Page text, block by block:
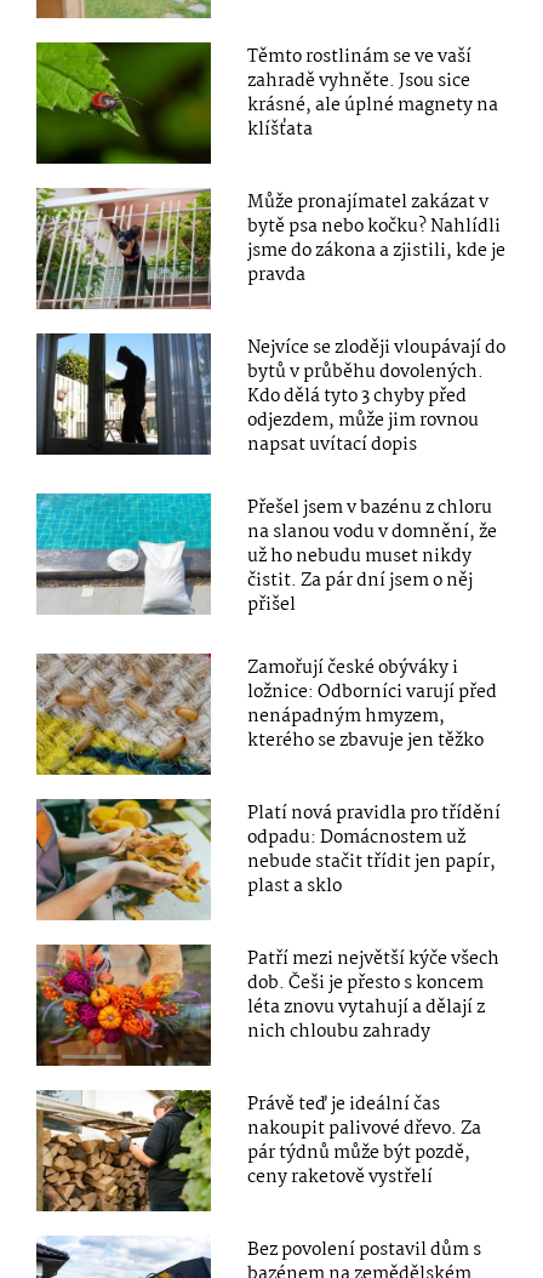
Těmto rostlinám se ve vaší
zahradě vyhněte. Jsou sice
krásné, ale úplné magnety na
klíšťata
Může pronajímatel zakázat v
bytě psa nebo kočku? Nahlídli
jsme do zákona a zjistili, kde je
pravda
Nejvíce se zloději vloupávají do
bytů v průběhu dovolených.
Kdo dělá tyto 3 chyby před
odjezdem, může jim rovnou
napsat uvítací dopis
Přešel jsem v bazénu z chloru
na slanou vodu v domnění, že
už ho nebudu muset nikdy
čistit. Za pár dní jsem o něj
přišel
Zamořují české obýváky i
ložnice: Odborníci varují před
nenápadným hmyzem,
kterého se zbavuje jen těžko
Platí nová pravidla pro třídění
odpadu: Domácnostem už
nebude stačit třídit jen papír,
plast a sklo
Patří mezi největší kýče všech
dob. Češi je přesto s koncem
léta znovu vytahují a dělají z
nich chloubu zahrady
Právě teď je ideální čas
nakoupit palivové dřevo. Za
pár týdnů může být pozdě,
ceny raketově vystřelí
Bez povolení postavil dům s